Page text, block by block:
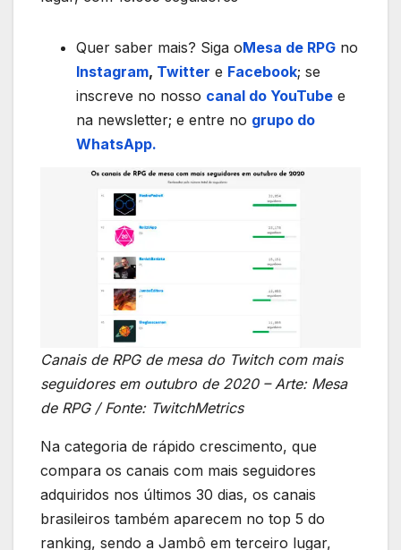
Quer saber mais? Siga oMesa de RPG no
Instagram, Twitter e Facebook; se
inscreve no nosso canal do YouTube e
na newsletter; e entre no grupo do
WhatsApp.
Canais de RPG de mesa do Twitch com mais
seguidores em outubro de 2020 – Arte: Mesa
de RPG / Fonte: TwitchMetrics
Na categoria de rápido crescimento, que
compara os canais com mais seguidores
adquiridos nos últimos 30 dias, os canais
brasileiros também aparecem no top 5 do
ranking, sendo a Jambô em terceiro lugar,